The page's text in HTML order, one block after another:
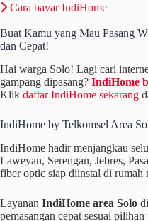
Cara bayar IndiHome
Buat Kamu yang Mau Pasang
dan Cepat!
Hai warga Solo! Lagi cari
gampang dipasang? IndiHome
Klik daftar IndiHome sekarang
IndiHome by Telkomsel Area
IndiHome hadir menjangkau
Laweyan, Serengan, Jebres,
fiber optic siap diinstal di rumah
Layanan IndiHome area Solo
pemasangan cepat sesuai